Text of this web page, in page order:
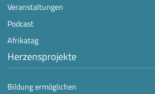
Veranstaltungen
Podcast
Afrikatag
Herzensprojekte
Bildung ermöglichen